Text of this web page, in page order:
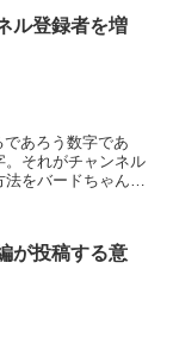
ル登録者を増
あろう数字であ
。それがチャンネル
をバードちゃんと
が投稿する意